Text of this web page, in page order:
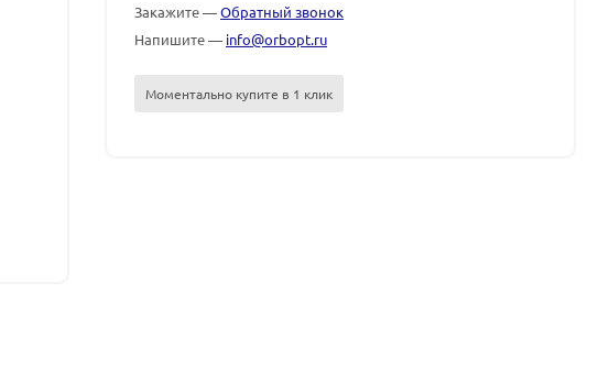
Закажите —Обратный звонок
Напишите — info@orbopt.ru
Моментально купите в 1 клик